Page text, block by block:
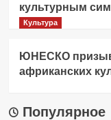
культурным
Культура
ЮНЕСКО
африканских
Популярное